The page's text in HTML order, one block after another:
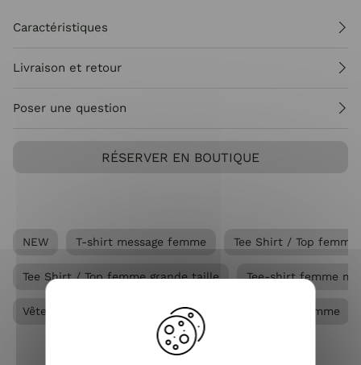
Caractéristiques
Livraison et retour
Poser une question
RÉSERVER EN BOUTIQUE
NEW T-shirt message femme Tee Shirt / Top femme
Tee Shirt / Top femme grande taille Tee-shirt femme
Vêtements Grandes tailles femme Vêtements femme